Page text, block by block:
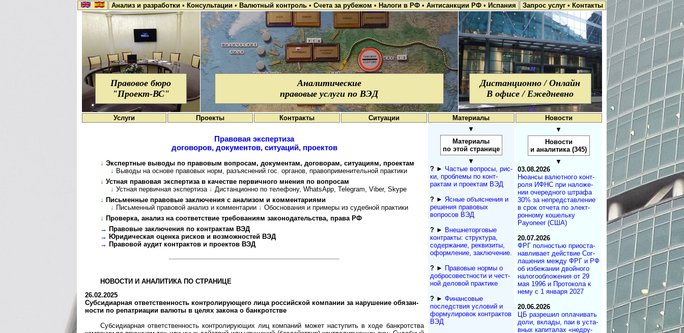
Анализ и разработки • Консультации • Валютный контроль • Счета за рубежом • Налоги в РФ • Антисанкции РФ • Испания Запрос услуг • Контакты
Правовое бюро
"Проект-ВС"
Аналитические
правовые услуги по ВЭД
Дистанционно / Онлайн
В офисе / Ежедневно
Услуги Проекты Контракты Ситуации Материалы Новости
Правовая экспертиза
договоров, документов, ситуаций, проектов
↓ Экспертные выводы по правовым вопросам, документам, договорам, ситуациям, проектам
↓ Выводы на основе правовых норм, разъяснений гос. органов, пра­во­при­ме­ни­тель­ной прак­тики
↓ Устная правовая экспертиза в качестве первичного мнения по вопросам
↓ Устная первичная экспертиза ↓ Дистанционно по телефону, WhatsApp, Telegram, Viber, Skype
↓ Письменные правовые заключения с анализом и комментариями
↓ Письменный правовой анализ и комментарии ↓ Обоснования и примеры из судебной практики
↓ Проверка, анализ на соответствие требованиям законодательства, права РФ
→ Правовые заключения по контрактам ВЭД
→ Юридическая оценка рисков и возможностей ВЭД
→ Правовой аудит контрактов и проектов ВЭД
НОВОСТИ И АНАЛИТИКА ПО СТРАНИЦЕ
26.02.2025
Субсидиарная от­вет­ст­вен­ность кон­т­ро­ли­ру­ю­ще­го ли­ца рос­сий­с­кой ком­па­нии за на­ру­ше­ние обя­зан­
но­с­ти по ре­па­т­ри­а­ции ва­лю­ты в це­лях за­ко­на о бан­к­рот­стве
Субсидиарная ответственность контролирующих лиц ком­паний может насту­пить в ходе банк­рот­ства
▼
Материалы
по этой странице
▼
?► Частые вопросы, рис­
ки, проблемы по конт­
рактам и проектам ВЭД
?► Ясные объяснения и
решения правовых
вопросов ВЭД
?► Внешнеторговые
контракты: структура,
содержание, реквизиты,
оформление, заключение.
?► Правовые нормы о
добросовестности и чест­
ной деловой практике
?► Финансовые
последствия условий и
формулировок контрактов
ВЭД
▼
Новости
и аналитика (345)
▼
03.08.2026
Нюансы валют­но­го кон­т­
ро­ля ИФНС при на­ло­же­
нии оче­ре­д­но­го штра­фа
30% за не­пред­с­та­в­ле­ние
в срок от­че­та по эле­к­т­
рон­но­му ко­ше­ль­ку
Payoneer (США)
20.07.2026
ФРГ полностью при­ос­та­
на­в­ли­ва­ет дей­ст­вие Со­г­
ла­ше­ния меж­ду ФРГ и РФ
об из­бе­жа­нии двой­но­го
на­ло­го­об­ло­же­ния от 29
мая 1996 и Про­то­ко­ла к
нему с 1 ян­ва­ря 2027
20.06.2026
ЦБ разрешил опла­чи­вать
до­ли, вкла­ды, паи в ус­та­
в­ных ка­пи­та­лах «не­дру­